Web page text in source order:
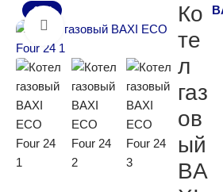
-12%
Нажмите, чтобы увеличить
Ко
те
л
газ
ов
ый
BA